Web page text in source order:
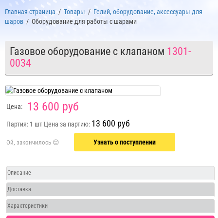
Главная страница / Товары / Гелий, оборудование, аксессуары для
шаров / Оборудование для работы с шарами
Газовое оборудование с клапаном 1301-
0034
Цена: 13 600 руб
Партия: 1 шт Цена за партию: 13 600 руб
Узнать о поступлении
Описание
Доставка
Характеристики